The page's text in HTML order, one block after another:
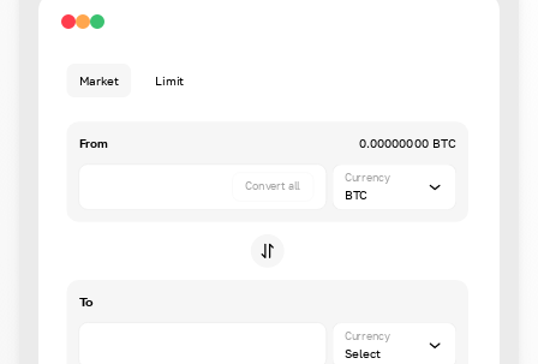
Market Limit
From 0.00000000 BTC
Convert all
Currency
BTC
To
Currency
Select